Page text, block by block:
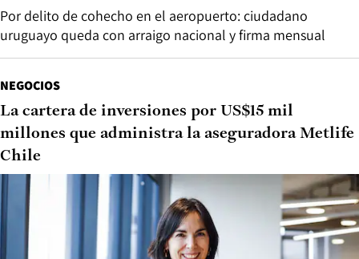
Por delito de cohecho en el aeropuerto: ciudadano
uruguayo queda con arraigo nacional y firma mensual
NEGOCIOS
La cartera de inversiones por US$15 mil
millones que administra la aseguradora Metlife
Chile